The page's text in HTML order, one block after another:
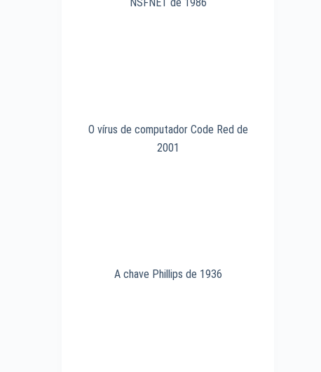
O vírus de computador Code Red de
2001
A chave Phillips de 1936